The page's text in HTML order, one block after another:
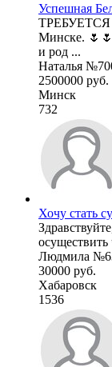
Успешная
Минске.
и род ...
Наталья
2500000 руб.
Минск
732
Хочу стать
Людмила
30000 руб.
Хабаровск
1536